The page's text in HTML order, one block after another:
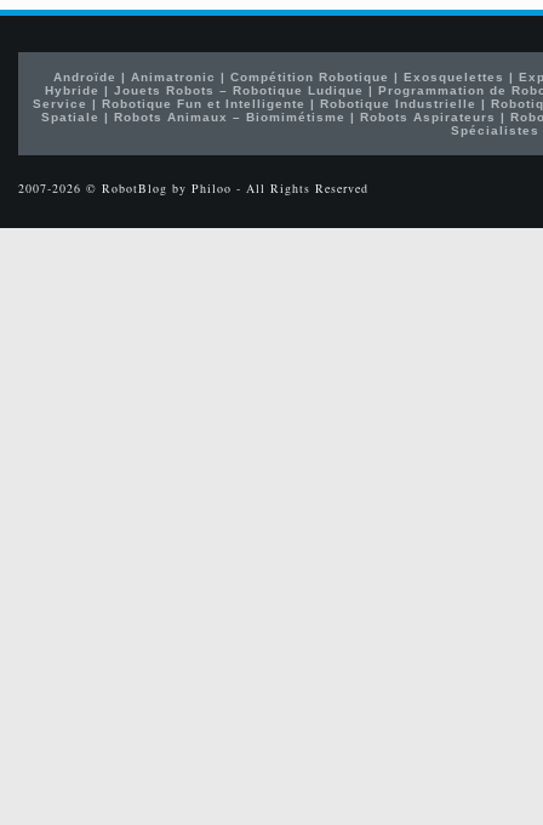
Androïde | Animatronic | Compétition Robotique | Exosquelettes |
Hybride |Jouets Robots – Robotique Ludique |Programmation de
Service | Robotique Fun et Intelligente | Robotique Industrielle |
Spatiale | Robots Animaux – Biomimétisme | Robots Aspirateurs |
Spécialistes
2007-2026 © RobotBlog by Philoo - All Rights Reserved